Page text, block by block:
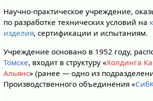
Научно-практическое учреждение,
по разработке технических условий на
изделия, сертификации и испытаниям.
Учреждение основано в 1952 году,
Томске, входит в структуру «Холдинга
Альянс» (ранее — одно из
Производственного объединения «